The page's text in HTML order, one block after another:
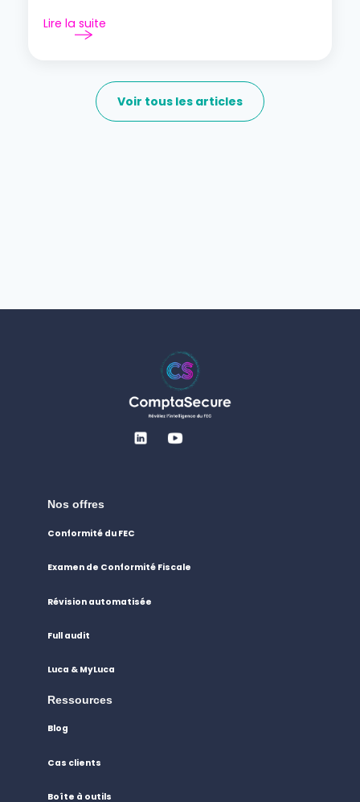
Lire la suite
Voir tous les articles
Nos offres
Conformité du FEC
Examen de Conformité Fiscale
Révision automatisée
Full audit
Luca & MyLuca
Ressources
Blog
Cas clients
Boîte à outils